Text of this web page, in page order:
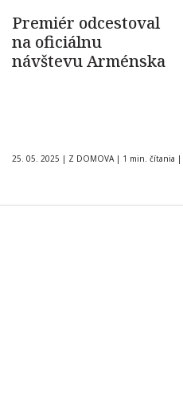
Premiér odcestoval
na oficiálnu
návštevu Arménska
25. 05. 2025 | Z DOMOVA | 1 min. čítania |